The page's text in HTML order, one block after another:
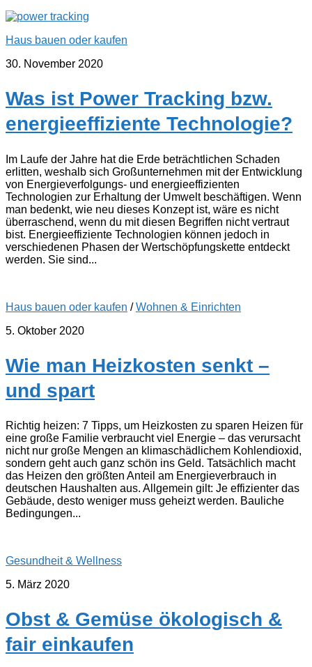
Haus bauen oder kaufen
30. November 2020
Was ist Power Tracking bzw.
energieeffiziente Technologie?
Im Laufe der Jahre hat die Erde beträchtlichen Schaden
erlitten, weshalb sich Großunternehmen mit der Entwicklung
von Energieverfolgungs- und energieeffizienten
Technologien zur Erhaltung der Umwelt beschäftigen. Wenn
man bedenkt, wie neu dieses Konzept ist, wäre es nicht
überraschend, wenn du mit diesen Begriffen nicht vertraut
bist. Energieeffiziente Technologien können jedoch in
verschiedenen Phasen der Wertschöpfungskette entdeckt
werden. Sie sind...
Haus bauen oder kaufen /Wohnen & Einrichten
5. Oktober 2020
Wie man Heizkosten senkt –
und spart
Richtig heizen: 7 Tipps, um Heizkosten zu sparen Heizen für
eine große Familie verbraucht viel Energie – das verursacht
nicht nur große Mengen an klimaschädlichem Kohlendioxid,
sondern geht auch ganz schön ins Geld. Tatsächlich macht
das Heizen den größten Anteil am Energieverbrauch in
deutschen Haushalten aus. Allgemein gilt: Je effizienter das
Gebäude, desto weniger muss geheizt werden. Bauliche
Bedingungen...
Gesundheit & Wellness
5. März 2020
Obst & Gemüse ökologisch &
fair einkaufen